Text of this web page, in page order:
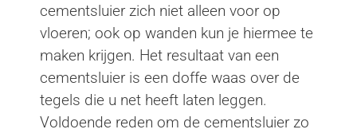
cementsluier zich niet alleen voor op
vloeren; ook op wanden kun je hiermee te
maken krijgen. Het resultaat van een
cementsluier is een doffe waas over de
tegels die u net heeft laten leggen.
Voldoende reden om de cementsluier zo